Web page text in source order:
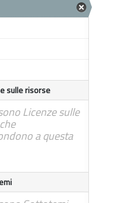
sulle risorse
Licenze sulle
a questa